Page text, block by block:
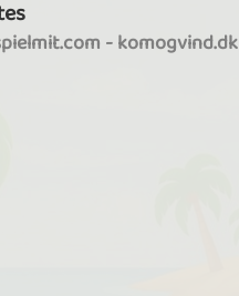
-komogvind.dk